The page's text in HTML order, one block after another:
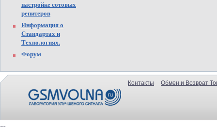
настройке сотовых
репитеров
Информация о
Стандартах и
Технологиях.
Форум
Контакты Обмен и Возврат
...